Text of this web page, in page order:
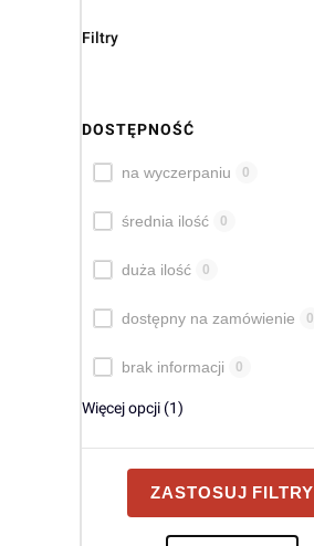
Filtry
DOSTĘPNOŚĆ
Dostępnośćna wyczerpaniu 0
średnia ilość 0
duża ilość 0
dostępny na zamówienie 0
brak informacji 0
Więcej opcji (1)
ZASTOSUJ FILTRY